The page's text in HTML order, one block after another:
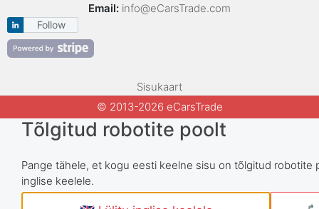
Email: info@eCarsTrade.com
Follow
Sisukaart
© 2013-2026 eCarsTrade
Tõlgitud robotite poolt
Pange tähele, et kogu eesti keelne sisu on tõlgitud
inglise keelele.